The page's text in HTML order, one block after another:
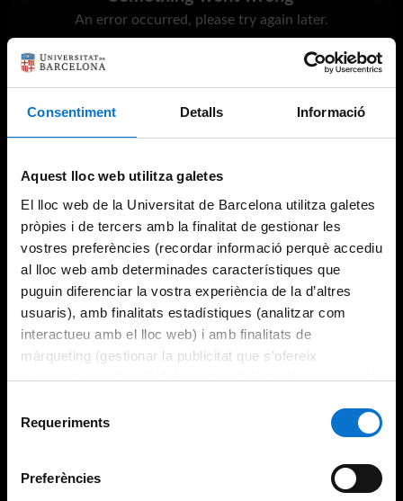
Consentiment Detalls Informació
Aquest lloc web utilitza galetes
El lloc web de la Universitat de Barcelona utilitza galetes
pròpies i de tercers amb la finalitat de gestionar les
vostres preferències (recordar informació perquè accediu
al lloc web amb determinades característiques que
puguin diferenciar la vostra experiència de la d’altres
usuaris), amb finalitats estadístiques (analitzar com
interactueu amb el lloc web) i amb finalitats de
màrqueting (gestionar la publicitat que s’ofereix
adequant-la en funció dels vostres hàbits de navegació).
consultar laPolítica de galetes del lloc web de la
Requeriments
Preferències
An error occurred, please try again later.